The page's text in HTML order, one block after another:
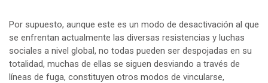
Por supuesto, aunque este es un modo de desactivación al que
se enfrentan actualmente las diversas resistencias y luchas
sociales a nivel global, no todas pueden ser despojadas en su
totalidad, muchas de ellas se siguen desviando a través de
líneas de fuga, constituyen otros modos de vincularse,